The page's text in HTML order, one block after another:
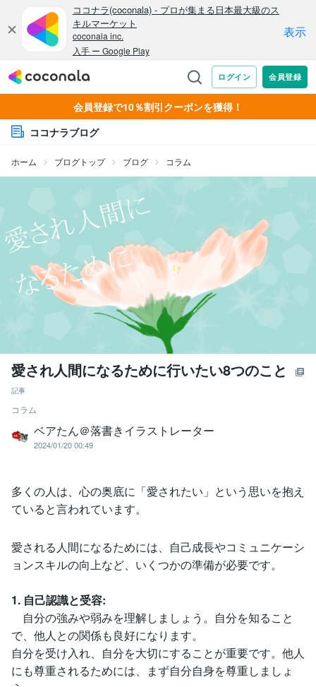
会員登録で10％割引クーポンを獲得！
ココナラブログ
ホーム ブログトップ ブログ コラム
愛され人間になるために行いたい8つのこと
記事
コラム
ベアたん＠落書きイラストレーター
2024/01/20 00:49
多くの人は、心の奥底に「愛されたい」という思いを抱え
ていると言われています。
愛される人間になるためには、自己成長やコミュニケーシ
ョンスキルの向上など、いくつかの準備が必要です。
1. 自己認識と受容:
自分の強みや弱みを理解しましょう。自分を知ること
で、他人との関係も良好になります。
自分を受け入れ、自分を大切にすることが重要です。他人
にも尊重されるためには、まず自分自身を尊重しましょ